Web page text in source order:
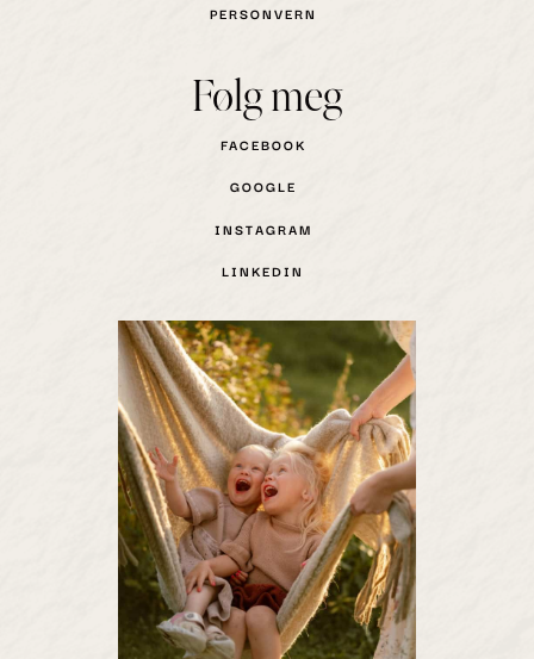
PERSONVERN
Følg meg
FACEBOOK
GOOGLE
INSTAGRAM
LINKEDIN